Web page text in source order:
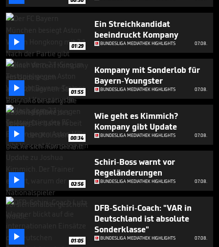
minutes,
36
seconds
 01:29
Ein Streichkandidat
beeindruckt Kompany
BUNDESLIGA MEDIATHEK HIGHLIGHTS 07.08.
 01:55
Kompany mit Sonderlob für
Bayern-Youngster
BUNDESLIGA MEDIATHEK HIGHLIGHTS 07.08.
 00:34
Wie geht es Kimmich?
Kompany gibt Update
BUNDESLIGA MEDIATHEK HIGHLIGHTS 07.08.
 02:56
Schiri-Boss warnt vor
Regeländerungen
BUNDESLIGA MEDIATHEK HIGHLIGHTS 07.08.
 01:05
DFB-Schiri-Coach: "VAR in
Deutschland ist absolute
Sonderklasse"
BUNDESLIGA MEDIATHEK HIGHLIGHTS 07.08.